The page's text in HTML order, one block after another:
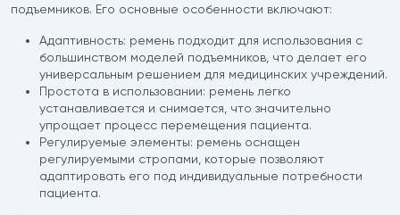
подъемников. Его основные особенности включают:
Адаптивность: ремень подходит для использования с
большинством моделей подъемников, что делает его
универсальным решением для медицинских учреждений.
Простота в использовании: ремень легко
устанавливается и снимается, что значительно
упрощает процесс перемещения пациента.
Регулируемые элементы: ремень оснащен
регулируемыми стропами, которые позволяют
адаптировать его под индивидуальные потребности
пациента.